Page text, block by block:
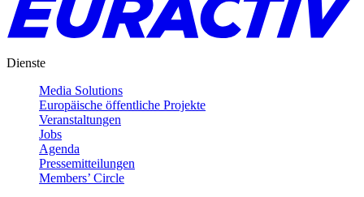
Dienste
Media Solutions
Europäische öffentliche Projekte
Veranstaltungen
Jobs
Agenda
Pressemitteilungen
Members’ Circle